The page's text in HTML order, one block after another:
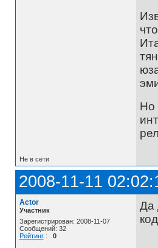
Но
Не в сети
2008-11-11
Actor
Участник
Зарегистрирован: 2008-11-07
Сообщений: 32
Рейтинг: 0
Да